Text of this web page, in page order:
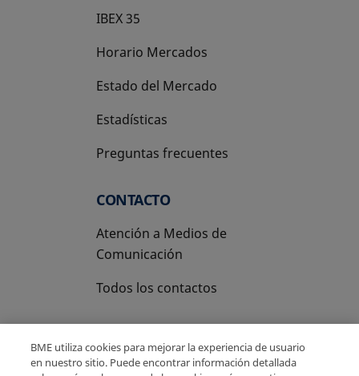
IBEX 35
Horario Mercados
Estado del Mercado
Estadísticas
Preguntas frecuentes
CONTACTO
Atención a Medios de
Comunicación
Todos los contactos
BME utiliza cookies para mejorar la experiencia de usuario
en nuestro sitio. Puede encontrar información detallada